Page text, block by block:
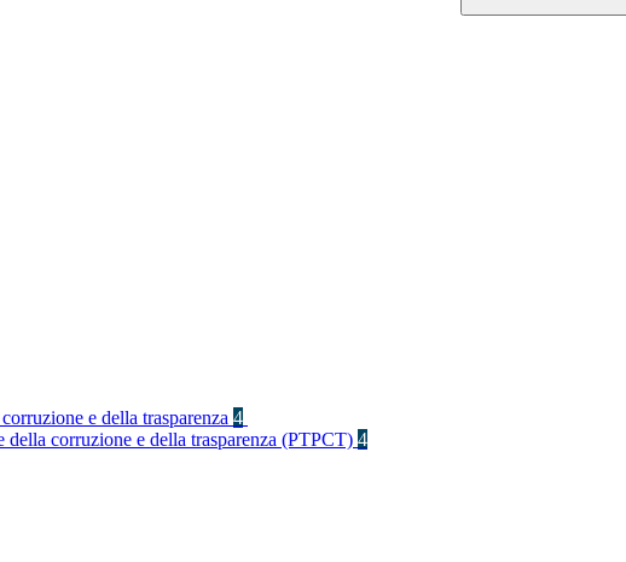
e della trasparenza 4
della corruzione e della trasparenza (PTPCT) 4